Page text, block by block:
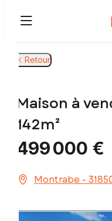
Retour
Maison à
142m²
499 000 €
Montrabe -